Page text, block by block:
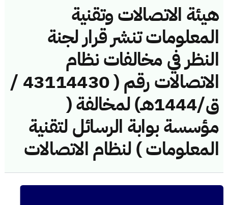
هيئة الاتصالات وتقنية
المعلومات تنشر قرار لجنة
النظر في مخالفات نظام
الاتصالات رقم ( 43114430 /
ق/1444هـ) لمخالفة (
مؤسسة بوابة الرسائل لتقنية
المعلومات ) لنظام الاتصالات